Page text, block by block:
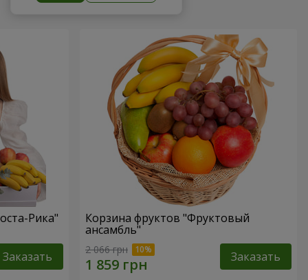
Рика"
Заказать
Корзина фруктов "Фруктовый
ансамбль"
2 066 грн Заказать